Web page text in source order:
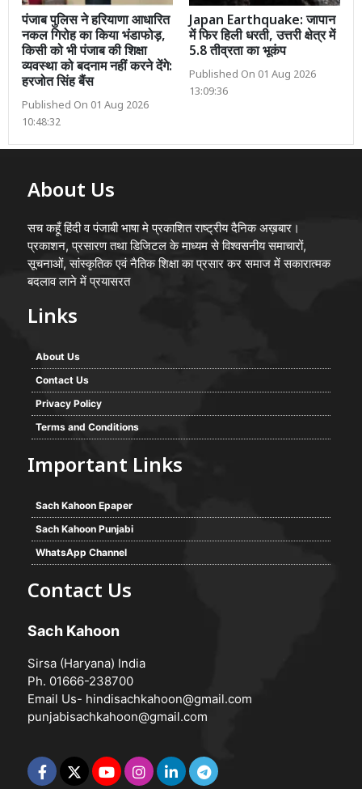
पंजाब पुलिस ने हरियाणा आधारित
नकल गिरोह का किया भंडाफोड़,
किसी को भी पंजाब की शिक्षा
व्यवस्था को बदनाम नहीं करने देंगे:
हरजोत सिंह बैंस
Published On 01 Aug 2026
10:48:32
Japan Earthquake: जापान
में फिर हिली धरती, उत्तरी क्षेत्र में
5.8 तीव्रता का भूकंप
Published On 01 Aug 2026
13:09:36
About Us
सच कहूँ हिंदी व पंजाबी भाषा मे प्रकाशित राष्ट्रीय दैनिक अख़बार।
प्रकाशन, प्रसारण तथा डिजिटल के माध्यम से विश्वसनीय समाचारों,
सूचनाओं, सांस्कृतिक एवं नैतिक शिक्षा का प्रसार कर समाज में सकारात्मक
बदलाव लाने में प्रयासरत
Links
About Us
Contact Us
Privacy Policy
Terms and Conditions
Important Links
Sach Kahoon Epaper
Sach Kahoon Punjabi
WhatsApp Channel
Contact Us
Sach Kahoon
Sirsa (Haryana) India
Ph. 01666-238700
Email Us- hindisachkahoon@gmail.com
punjabisachkahoon@gmail.com